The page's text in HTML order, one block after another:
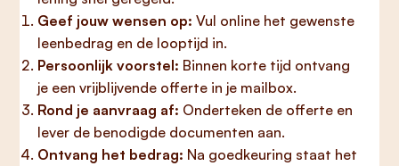
Geef jouw wensen op: Vul online het gewenste
leenbedrag en de looptijd in.
Persoonlijk voorstel: Binnen korte tijd ontvang
je een vrijblijvende offerte in je mailbox.
Rond je aanvraag af: Onderteken de offerte en
lever de benodigde documenten aan.
Ontvang het bedrag: Na goedkeuring staat het